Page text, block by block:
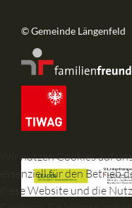
© Gemeinde Längenfeld
Wir nutzen Cookies auf
essenziell für den Betrieb
diese Website und die